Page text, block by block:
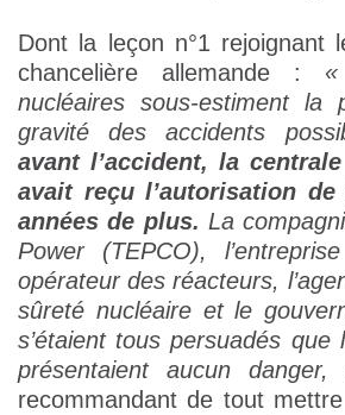
Dont la leçon n°1 rejoignant
chancelière allemande :
nucléaires sous-estiment la
gravité des accidents
avant l’accident, la
avait reçu l’autorisation
années de plus. La
Power (TEPCO),
opérateur des réacteurs,
sûreté nucléaire et le
s’étaient tous persuadés que
présentaient aucun danger,
recommandant de tout